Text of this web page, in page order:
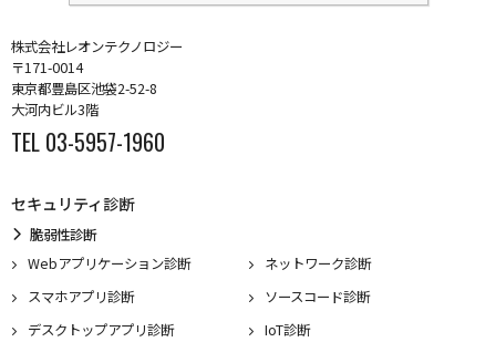
株式会社レオンテクノロジー
〒171-0014
東京都豊島区池袋2-52-8
大河内ビル3階
TEL 03-5957-1960
セキュリティ診断
脆弱性診断
Webアプリケーション診断
ネットワーク診断
スマホアプリ診断
ソースコード診断
デスクトップアプリ診断
IoT診断